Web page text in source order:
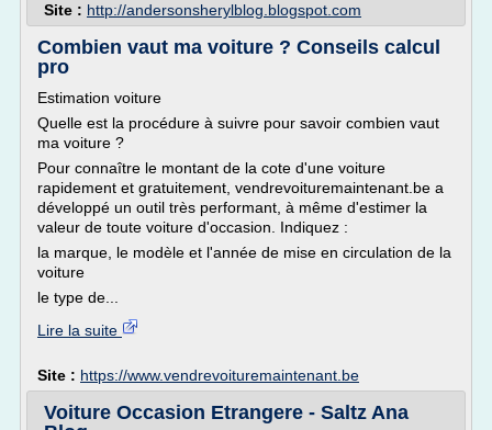
Site : http://andersonsherylblog.blogspot.com
Combien vaut ma voiture ? Conseils calcul
pro
Estimation voiture
Quelle est la procédure à suivre pour savoir combien vaut
ma voiture ?
Pour connaître le montant de la cote d'une voiture
rapidement et gratuitement, vendrevoituremaintenant.be a
développé un outil très performant, à même d'estimer la
valeur de toute voiture d'occasion. Indiquez :
la marque, le modèle et l'année de mise en circulation de la
voiture
le type de...
Lire la suite
Site : https://www.vendrevoituremaintenant.be
Voiture Occasion Etrangere - Saltz Ana